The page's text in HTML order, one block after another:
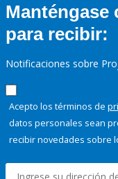
Manténgase
para recibir:
Notificaciones sobre
Acepto los términos de
datos personales sean
recibir novedades sobre